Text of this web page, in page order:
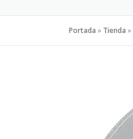
Portada » Tienda »